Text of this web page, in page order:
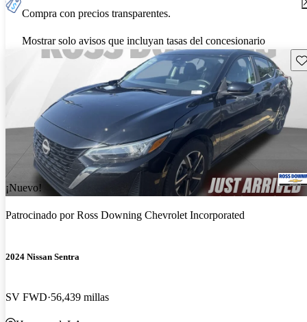
Compra con precios transparentes.
Mostrar solo avisos que incluyan tasas del concesionario
¡Nuevo!
Patrocinado porRoss Downing Chevrolet Incorporated
2024 Nissan Sentra
SV FWD 56,439 millas